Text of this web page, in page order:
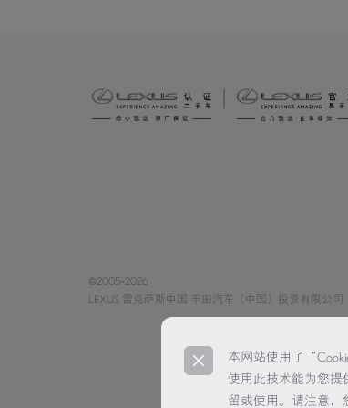
本网站使用了
使用此技术能为您提
留或使用。请注意，
©2005-2026
LEXUS 雷克萨斯中国 丰田汽车（中国）投资有限公司